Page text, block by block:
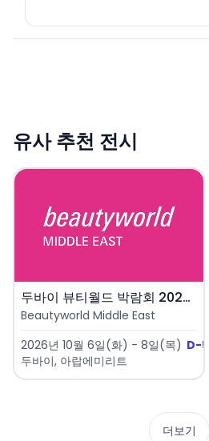
유사 추천 전시
두바이 뷰티월드 박람회 2026 ..
Beautyworld Middle East
2026년 10월 6일(화) - 8일(목) D-57
두바이, 아랍에미리트
더보기